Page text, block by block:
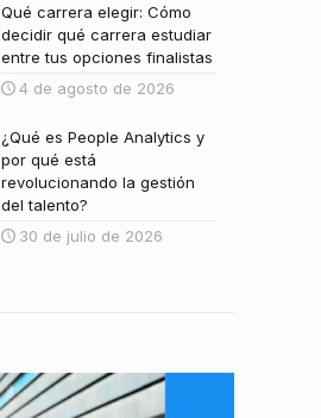
Qué carrera elegir: Cómo
decidir qué carrera estudiar
entre tus opciones finalistas
4 de agosto de 2026
¿Qué es People Analytics y
por qué está
revolucionando la gestión
del talento?
30 de julio de 2026